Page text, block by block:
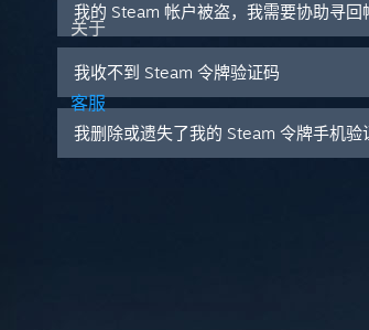
关于
客服
我的 Steam 帐户被盗，我需要协助寻回
我收不到 Steam 令牌验证码
我删除或遗失了我的 Steam 令牌手机验